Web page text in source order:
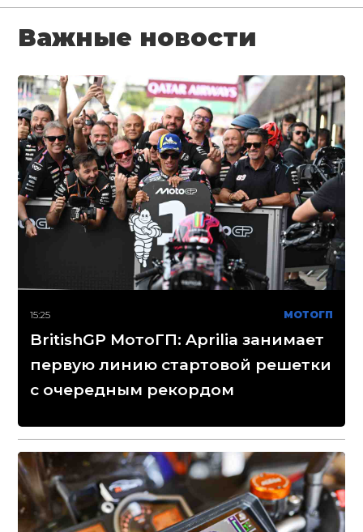
Важные новости
15:25 МОТОГП
BritishGP МотоГП: Aprilia занимает
первую линию стартовой решетки
с очередным рекордом